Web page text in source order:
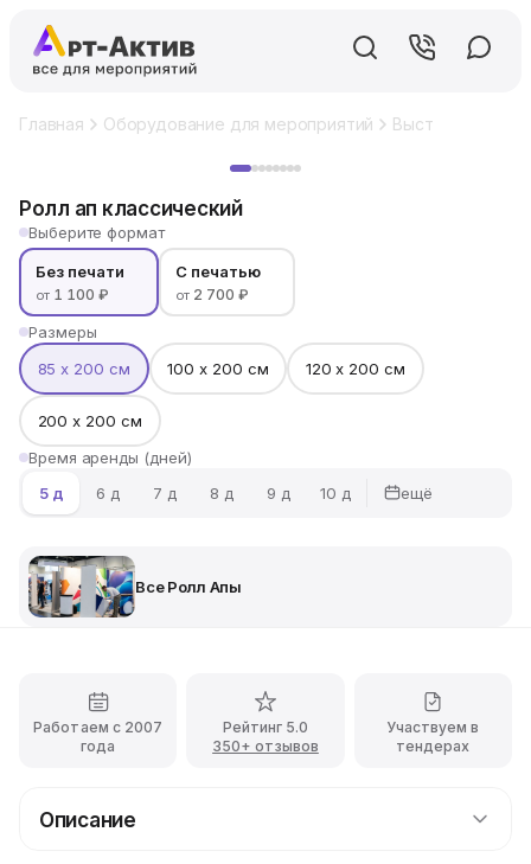
Главная Оборудование для мероприятий Выставочный
Ролл ап классический
Выберите формат
Без печати
от 1 100 ₽
С печатью
от 2 700 ₽
Размеры
85 х 200 см
100 х 200 см 120 х 200 см
200 х 200 см
Время аренды (дней)
5 д
6 д 7 д 8 д 9 д 10 д ещё
Все Ролл Апы
Работаем с 2007
года
Рейтинг 5.0
350+ отзывов
Участвуем в
тендерах
Описание